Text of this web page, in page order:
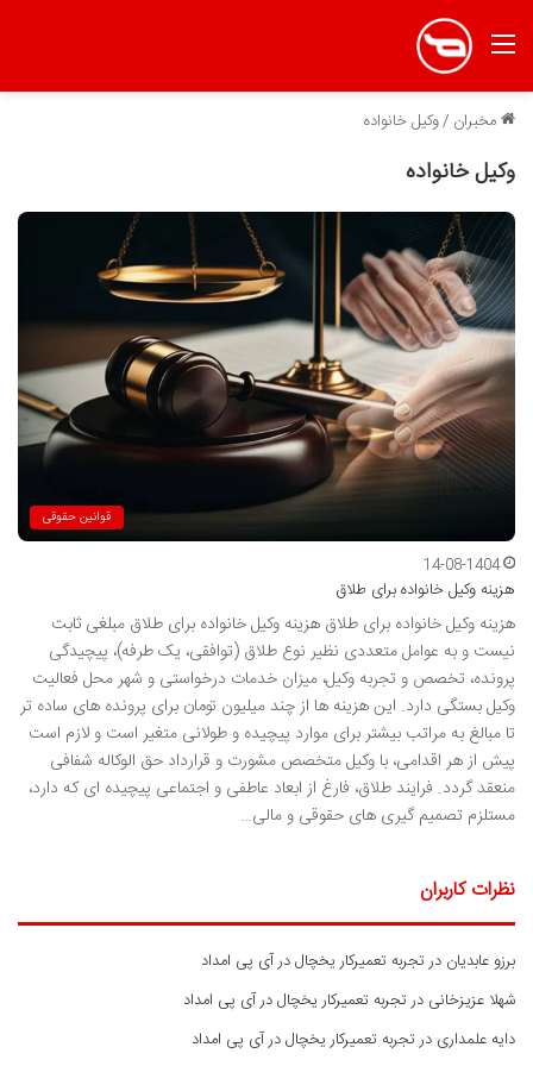
منو
مخبران /وکیل خانواده
وکیل خانواده
قوانین حقوقی
14-08-1404
هزینه وکیل خانواده برای طلاق
هزینه وکیل خانواده برای طلاق هزینه وکیل خانواده برای طلاق مبلغی ثابت
نیست و به عوامل متعددی نظیر نوع طلاق (توافقی، یک طرفه)، پیچیدگی
پرونده، تخصص و تجربه وکیل، میزان خدمات درخواستی و شهر محل فعالیت
وکیل بستگی دارد. این هزینه ها از چند میلیون تومان برای پرونده های ساده تر
تا مبالغ به مراتب بیشتر برای موارد پیچیده و طولانی متغیر است و لازم است
پیش از هر اقدامی، با وکیل متخصص مشورت و قرارداد حق الوکاله شفافی
منعقد گردد. فرایند طلاق، فارغ از ابعاد عاطفی و اجتماعی پیچیده ای که دارد،
مستلزم تصمیم گیری های حقوقی و مالی…
نظرات کاربران
برزو عابدیان درتجربه تعمیرکار یخچال در آی پی امداد
شهلا عزیزخانی درتجربه تعمیرکار یخچال در آی پی امداد
دایه علمداری درتجربه تعمیرکار یخچال در آی پی امداد